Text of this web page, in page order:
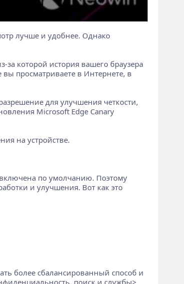
лучше и удобнее. Однако
за которой история вашего браузера
просматриваете в Интернете, в
для улучшения четкости,
Microsoft Edge Canary
на устройстве.
по умолчанию. Поэтому
и улучшения. Вот как это
более сбалансированный способ и
поиск и службы>